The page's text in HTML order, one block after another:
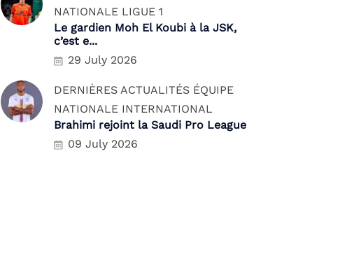
NATIONALE LIGUE 1
Le gardien Moh El Koubi à la JSK,
c’est e...
29 July 2026
DERNIÈRES ACTUALITÉS ÉQUIPE
NATIONALE INTERNATIONAL
Brahimi rejoint la Saudi Pro League
09 July 2026